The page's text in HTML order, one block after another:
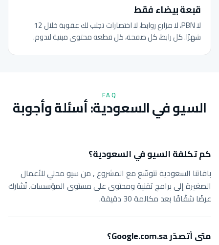
قبعة بيضاء فقط
لا PBN، لا مزارع روابط، لا اختصارات تجلب لك عقوبة خلال 12
شهرًا. كل رابط، كل صفحة، كل قطعة محتوى مبنية لتدوم.
FAQ
السيو في السعودية: أسئلة وأجوبة
كم تكلفة السيو في السعودية؟
باقاتنا السعودية تتوسّع مع المشروع , من سيو محلي للأعمال
الصغيرة إلى برامج تقنية ومحتوى على مستوى المؤسسات. نُشارك
عرضًا شفّافًا بعد مكالمة 30 دقيقة.
متى أتصدّر Google.com.sa؟